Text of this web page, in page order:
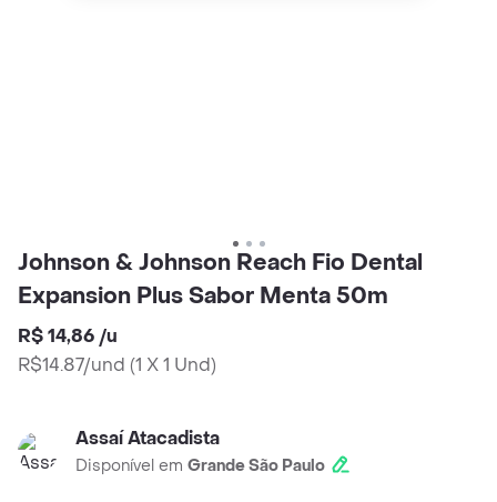
Johnson & Johnson Reach Fio Dental
Expansion Plus Sabor Menta 50m
R$ 14,86 /u
R$14.87/und (1 X 1 Und)
Assaí Atacadista
Disponível em Grande São Paulo